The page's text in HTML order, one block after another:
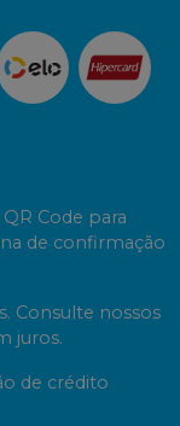
Code para
de confirmação
Consulte nossos
juros.
de crédito